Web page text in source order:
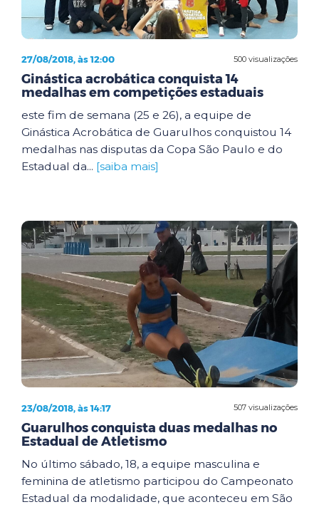
500 visualizações
27/08/2018, às 12:00
Ginástica acrobática conquista 14
medalhas em competições estaduais
este fim de semana (25 e 26), a equipe de
Ginástica Acrobática de Guarulhos conquistou 14
medalhas nas disputas da Copa São Paulo e do
Estadual da... [saiba mais]
507 visualizações
23/08/2018, às 14:17
Guarulhos conquista duas medalhas no
Estadual de Atletismo
No último sábado, 18, a equipe masculina e
feminina de atletismo participou do Campeonato
Estadual da modalidade, que aconteceu em São